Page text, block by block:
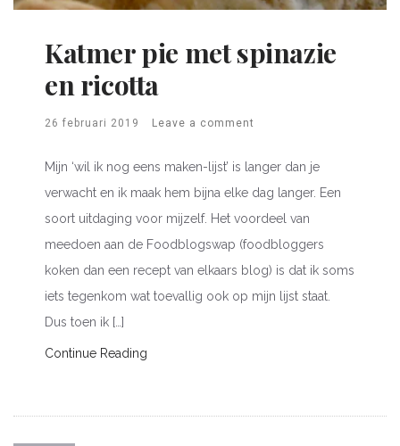
Katmer pie met spinazie
en ricotta
26 februari 2019 Leave a comment
Mijn ‘wil ik nog eens maken-lijst’ is langer dan je
verwacht en ik maak hem bijna elke dag langer. Een
soort uitdaging voor mijzelf. Het voordeel van
meedoen aan de Foodblogswap (foodbloggers
koken dan een recept van elkaars blog) is dat ik soms
iets tegenkom wat toevallig ook op mijn lijst staat.
Dus toen ik […]
Continue Reading